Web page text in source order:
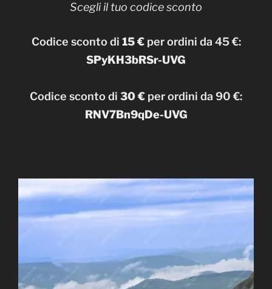
Scegli il tuo codice sconto
Codice sconto di 15 €per ordini da 45 €:
SPyKH3bRSr-UVG
Codice sconto di 30 € per ordini da 90 €:
RNV7Bn9qDe-UVG